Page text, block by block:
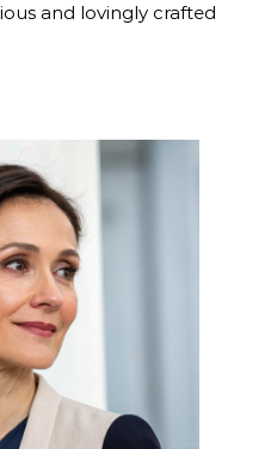
and lovingly crafted